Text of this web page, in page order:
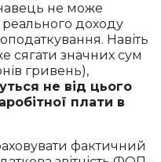
не може
реального доходу
Навіть
сягати значних сум
гривень),
не від цього
плати в
фактичний